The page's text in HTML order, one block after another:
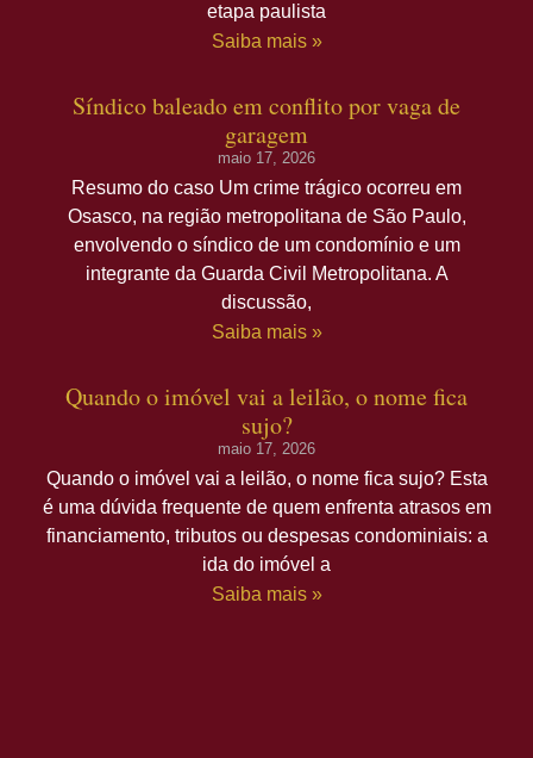
etapa paulista
Saiba mais »
Síndico baleado em conflito por vaga de
garagem
maio 17, 2026
Resumo do caso Um crime trágico ocorreu em
Osasco, na região metropolitana de São Paulo,
envolvendo o síndico de um condomínio e um
integrante da Guarda Civil Metropolitana. A
discussão,
Saiba mais »
Quando o imóvel vai a leilão, o nome fica
sujo?
maio 17, 2026
Quando o imóvel vai a leilão, o nome fica sujo? Esta
é uma dúvida frequente de quem enfrenta atrasos em
financiamento, tributos ou despesas condominiais: a
ida do imóvel a
Saiba mais »